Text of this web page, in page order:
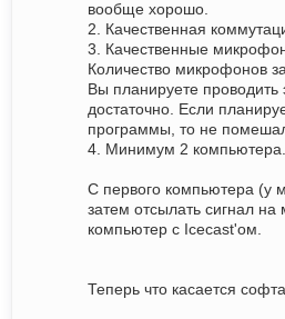
вообще хорошо.
2. Качественная
3. Качественные
Количество микрофонов
Вы планируете проводить
достаточно. Если
программы, то не
4. Минимум 2 компьютера.
С первого компьютера (у
затем отсылать сигнал
компьютер с Icecast'ом.
Теперь что касается софта.